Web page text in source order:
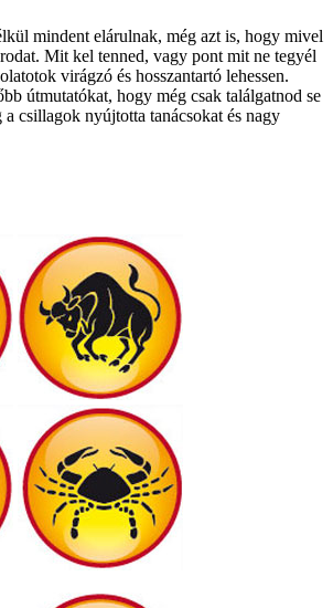
mindent elárulnak, még azt is, hogy mivel
Mit kel tenned, vagy pont mit ne tegyél
virágzó és hosszantartó lehessen.
útmutatókat, hogy még csak találgatnod se
csillagok nyújtotta tanácsokat és nagy